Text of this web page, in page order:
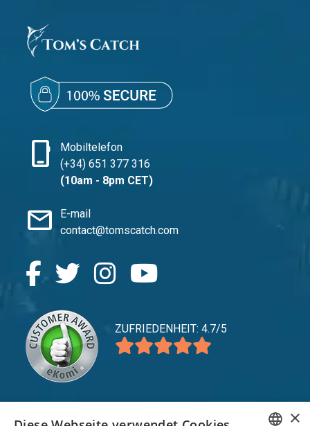
phone_iphone
Mobiltelefon
(+34) 651 377 316
(10am - 8pm CET)
mail
E-mail
contact@tomscatch.com
ZUFRIEDENHEIT: 4.7/5
×